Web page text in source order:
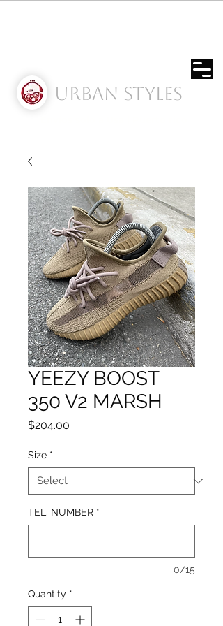
Urban Styles
YEEZY BOOST
350 V2 MARSH
$204.00
Size *
TEL. NUMBER *
0/15
Quantity *